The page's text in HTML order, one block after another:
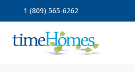
1 (809) 565-6262